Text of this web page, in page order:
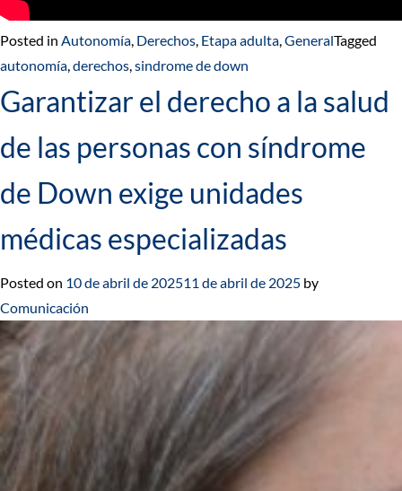
Posted in Autonomía Derechos Etapa adulta GeneralTagged
autonomía derechos sindrome de down
Garantizar el derecho a la salud
de las personas con síndrome
de Down exige unidades
médicas especializadas
Posted on 10 de abril de 202511 de abril de 2025 by
Comunicación